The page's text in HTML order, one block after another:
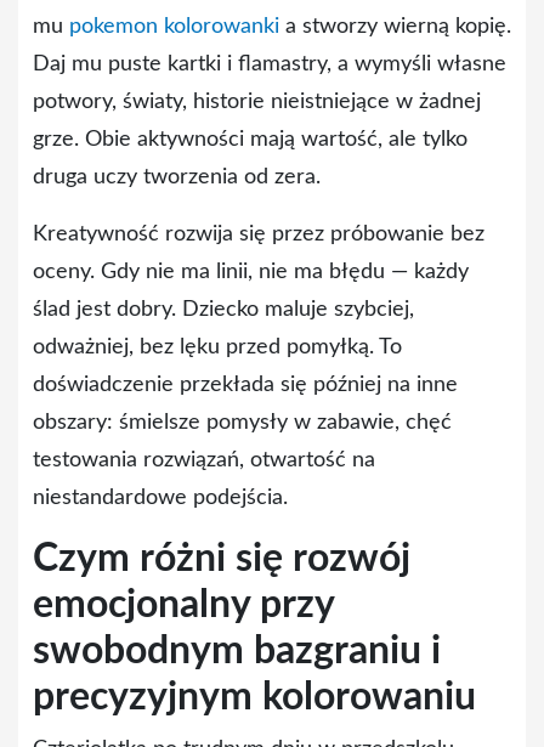
mu pokemon kolorowanki a stworzy wierną kopię.
Daj mu puste kartki i flamastry, a wymyśli własne
potwory, światy, historie nieistniejące w żadnej
grze. Obie aktywności mają wartość, ale tylko
druga uczy tworzenia od zera.
Kreatywność rozwija się przez próbowanie bez
oceny. Gdy nie ma linii, nie ma błędu — każdy
ślad jest dobry. Dziecko maluje szybciej,
odważniej, bez lęku przed pomyłką. To
doświadczenie przekłada się później na inne
obszary: śmielsze pomysły w zabawie, chęć
testowania rozwiązań, otwartość na
niestandardowe podejścia.
Czym różni się rozwój
emocjonalny przy
swobodnym bazgraniu i
precyzyjnym kolorowaniu